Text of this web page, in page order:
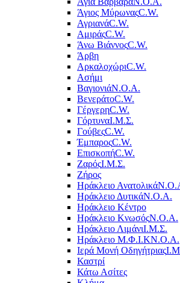
Άγιος ΜύρωναςC.W.
ΑγριανάC.W.
ΑμιράςC.W.
Άνω ΒιάννοςC.W.
Άρβη
ΑρκαλοχώριC.W.
Ασήμι
ΒαγιονιάΝ.Ο.Α.
ΒενεράτοC.W.
ΓέργερηC.W.
ΓόρτυναΙ.Μ.Σ.
ΓούβεςC.W.
ΈμπαροςC.W.
ΕπισκοπήC.W.
ΖαρόςΙ.Μ.Σ.
Ζήρος
Ηράκλειο Ανατολικά
Ηράκλειο ΔυτικάΝ.Ο.Α.
Ηράκλειο Κέντρο
Ηράκλειο ΚνωσόςΝ.Ο.Α.
Ηράκλειο ΛιμάνιΙ.Μ.Σ.
Ηράκλειο Μ.Φ.Ι.ΚΝ.Ο.Α.
Ιερά Μονή Οδηγήτριας
Καστρί
Κάτω Ασίτες